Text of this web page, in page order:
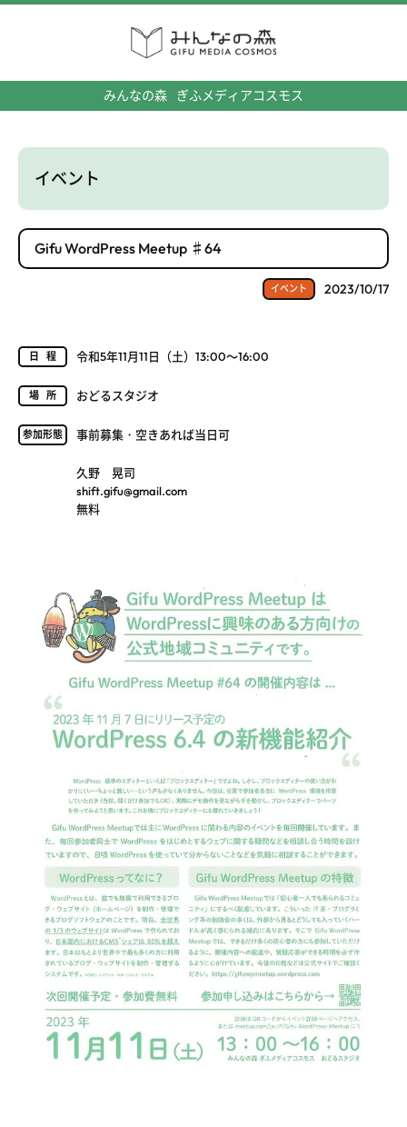
みんなの森 ぎふメディアコスモス
イベント
Gifu WordPress Meetup ♯64
イベント 2023/10/17
日程 令和5年11月11日（土）13:00～16:00
場所 おどるスタジオ
参加形態 事前募集・空きあれば当日可
久野 晃司
shift.gifu@gmail.com
無料